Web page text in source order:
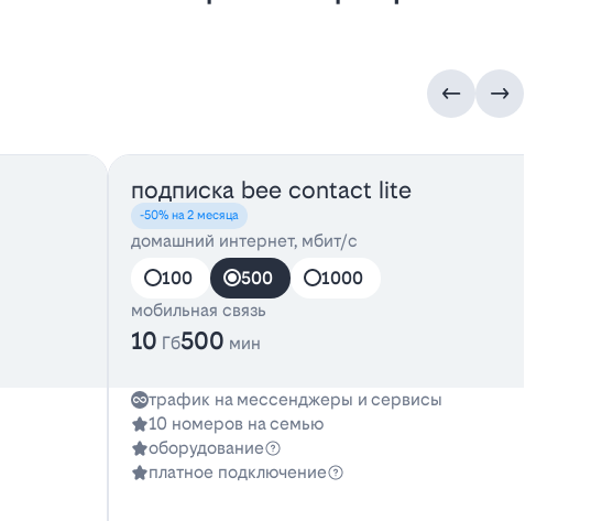
подписка bee contact lite
-50% на 2 месяца
домашний интернет, мбит/с
100
500
1000
мобильная связь
10 Гб500 мин
трафик на мессенджеры и сервисы
10 номеров на семью
оборудование
платное подключение